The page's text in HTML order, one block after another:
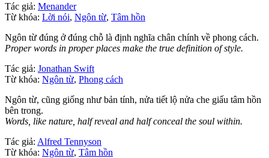
Tác giả: Menander
Từ khóa: Lời nói, Ngôn từ, Tâm hồn
Ngôn từ đúng ở đúng chỗ là định nghĩa chân chính về phong cách.
Proper words in proper places make the true definition of style.
Tác giả: Jonathan Swift
Từ khóa: Ngôn từ, Phong cách
Ngôn từ, cũng giống như bản tính, nửa tiết lộ nửa che giấu tâm hồn
bên trong.
Words, like nature, half reveal and half conceal the soul within.
Tác giả: Alfred Tennyson
Từ khóa: Ngôn từ, Tâm hồn